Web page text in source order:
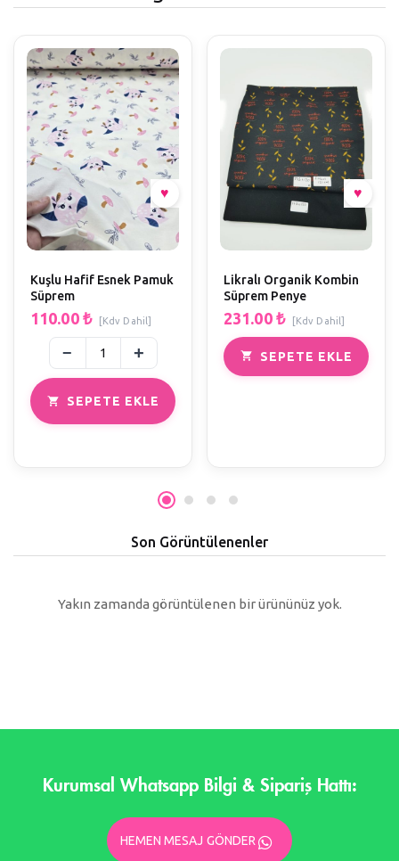
SEPETE EKLE
Kuşlu Hafif Esnek Pamuk
Süprem
110.00 ₺ [Kdv Dahil]
SEPETE EKLE
Likralı Organik Kombin
Süprem Penye
231.00 ₺ [Kdv Dahil]
Son Görüntülenenler
Yakın zamanda görüntülenen bir ürününüz yok.
Kurumsal Whatsapp Bilgi & Sipariş Hattı:
HEMEN MESAJ GÖNDER